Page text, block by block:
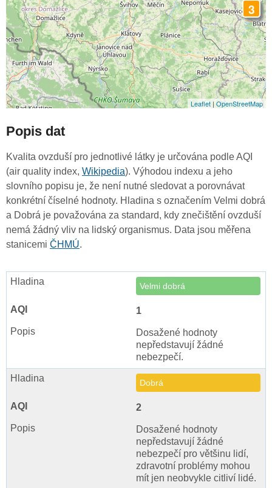
3
Leaflet | OpenStreetMap
Popis dat
Kvalita ovzduší pro jednotlivé látky je určována podle AQI
(air quality index, Wikipedia). Výhodou indexu a jeho
slovního popisu je, že není nutné sledovat a porovnávat
konkrétní číselné hodnoty. Hladina s označením Velmi dobrá
a Dobrá je považována za standard, kdy znečištění ovzduší
nemá žádný vliv na lidský organismus. Data jsou měřena
stanicemi ČHMÚ.
Velmi dobrá
1
Dosažené hodnoty
nepředstavují žádné
nebezpečí.
Dobrá
2
Dosažené hodnoty
nepředstavují žádné
nebezpečí pro většinu lidí,
zdravotní problémy mohou
mít jen neobvykle citliví lidé.